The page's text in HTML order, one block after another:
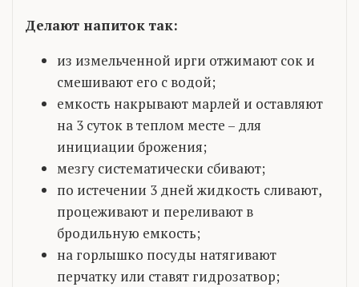
Делают напиток так:
из измельченной ирги отжимают сок и
смешивают его с водой;
емкость накрывают марлей и оставляют
на 3 суток в теплом месте – для
инициации брожения;
мезгу систематически сбивают;
по истечении 3 дней жидкость сливают,
процеживают и переливают в
бродильную емкость;
на горлышко посуды натягивают
перчатку или ставят гидрозатвор;